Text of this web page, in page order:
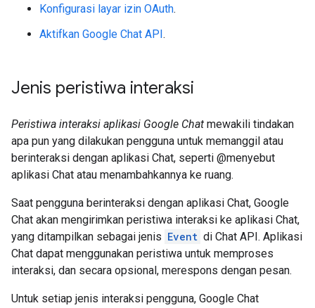
Konfigurasi layar izin OAuth.
Aktifkan Google Chat API.
Jenis peristiwa interaksi
Peristiwa interaksi aplikasi Google Chat mewakili tindakan
apa pun yang dilakukan pengguna untuk memanggil atau
berinteraksi dengan aplikasi Chat, seperti @menyebut
aplikasi Chat atau menambahkannya ke ruang.
Saat pengguna berinteraksi dengan aplikasi Chat, Google
Chat akan mengirimkan peristiwa interaksi ke aplikasi Chat,
yang ditampilkan sebagai jenis Event di Chat API. Aplikasi
Chat dapat menggunakan peristiwa untuk memproses
interaksi, dan secara opsional, merespons dengan pesan.
Untuk setiap jenis interaksi pengguna, Google Chat